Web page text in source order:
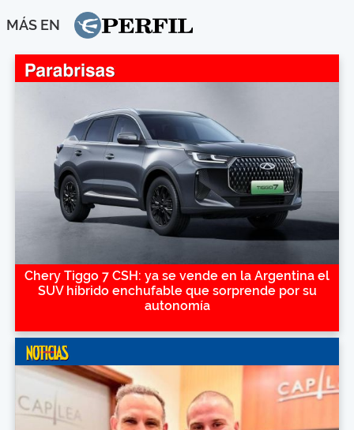
MÁS EN
Chery Tiggo 7 CSH: ya se vende en la Argentina el
SUV híbrido enchufable que sorprende por su
autonomía